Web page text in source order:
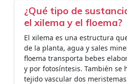
¿Qué tipo de
el xilema y el floema?
El xilema es una estructura
de la planta, agua y sales
floema transporta bebes
y por fotosíntesis. También se
tejido vascular dos